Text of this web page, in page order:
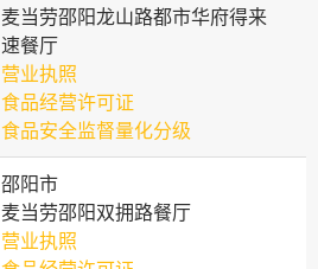
麦当劳邵阳龙山路都市华府得来
速餐厅
营业执照
食品经营许可证
食品安全监督量化分级
邵阳市
麦当劳邵阳双拥路餐厅
营业执照